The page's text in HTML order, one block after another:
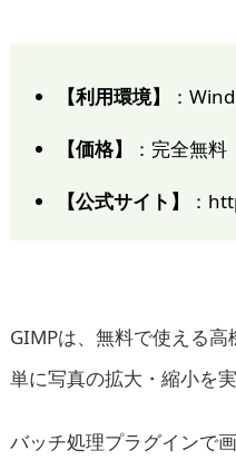
【利用環境】 ：
【価格】 ：完全無料
【公式サイト】 ：
GIMPは、無料で使える
単に写真の拡大・縮小を実
バッチ処理プラグインで